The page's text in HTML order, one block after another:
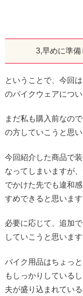
3,早めに準
ということで、今回
のバイクウェアにつ
まだ私も購入前なの
の方していこうと思い
今回紹介した商品で
なってしまいますが
でかけた先でも違和
すめできると思います
必要に応じて、追加
していこうと思います
バイク用品はちょっ
もしっかりしている
夫が盛り込まれてい